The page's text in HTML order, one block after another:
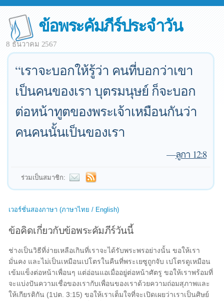
ข้อพระคัมภีร์ประจำวัน
8 ธันวาคม 2567
“เราจะบอกให้รู้ว่า คนที่บอกว่าเขา
เป็นคนของเรา บุตรมนุษย์ ก็จะบอก
ต่อหน้าทูตของพระเจ้าเหมือนกันว่า
คนคนนั้นเป็นของเรา
—ลูกา 12:8
ร่วมเป็นสมาชิก:
เวอร์ชั่นสองภาษา (ภาษาไทย / English)
ข้อคิดเกี่ยวกับข้อพระคัมภีร์วันนี้
ช่างเป็นวิธีที่ง่ายเหลือเกินที่เราจะได้รับพระพรอย่างนั้น ขอให้เรา
มั่นคง และไม่เป็นเหมือนเปโตรในคืนที่พระเยซูถูกจับ เปโตรดูเหมือน
เข้มแข็งต่อหน้าเพื่อนๆ แต่อ่อนแอเมื่ออยู่ต่อหน้าศัตรู ขอให้เราพร้อมที่
จะแบ่งปันความเชื่อของเรากับเพื่อนของเราด้วยความถ่อมสุภาพและ
ให้เกียรติกัน (1ปต. 3:15) ขอให้เราเต็มใจที่จะเปิดเผยว่าเราเป็นศิษย์